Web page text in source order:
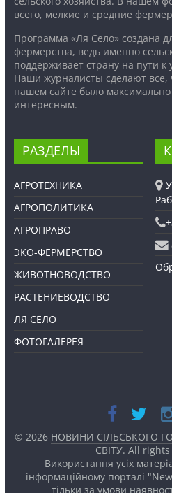
всего, мелкие и средние
Программа «Ля Село» создана
фермерства, ведь именно
поддерживает страну на пути
Наши журналисты сделают
нашем сайте было
интересным.
РАЗДЕЛЫ
АГРОТЕХНИКА
АГРОПОЛИТИКА
АГРОПРАВО
ЭКО-ФЕРМЕРСТВО
ЖИВОТНОВОДСТВО
РАСТЕНИЕВОДСТВО
ЛЯ СЕЛО
ФОТОГАЛЕРЕЯ
© 2026 НОВИНИ СІЛЬСЬКОГО
СВІТУ. All
Використання усіх
інформаційному порталі
тільки за умови